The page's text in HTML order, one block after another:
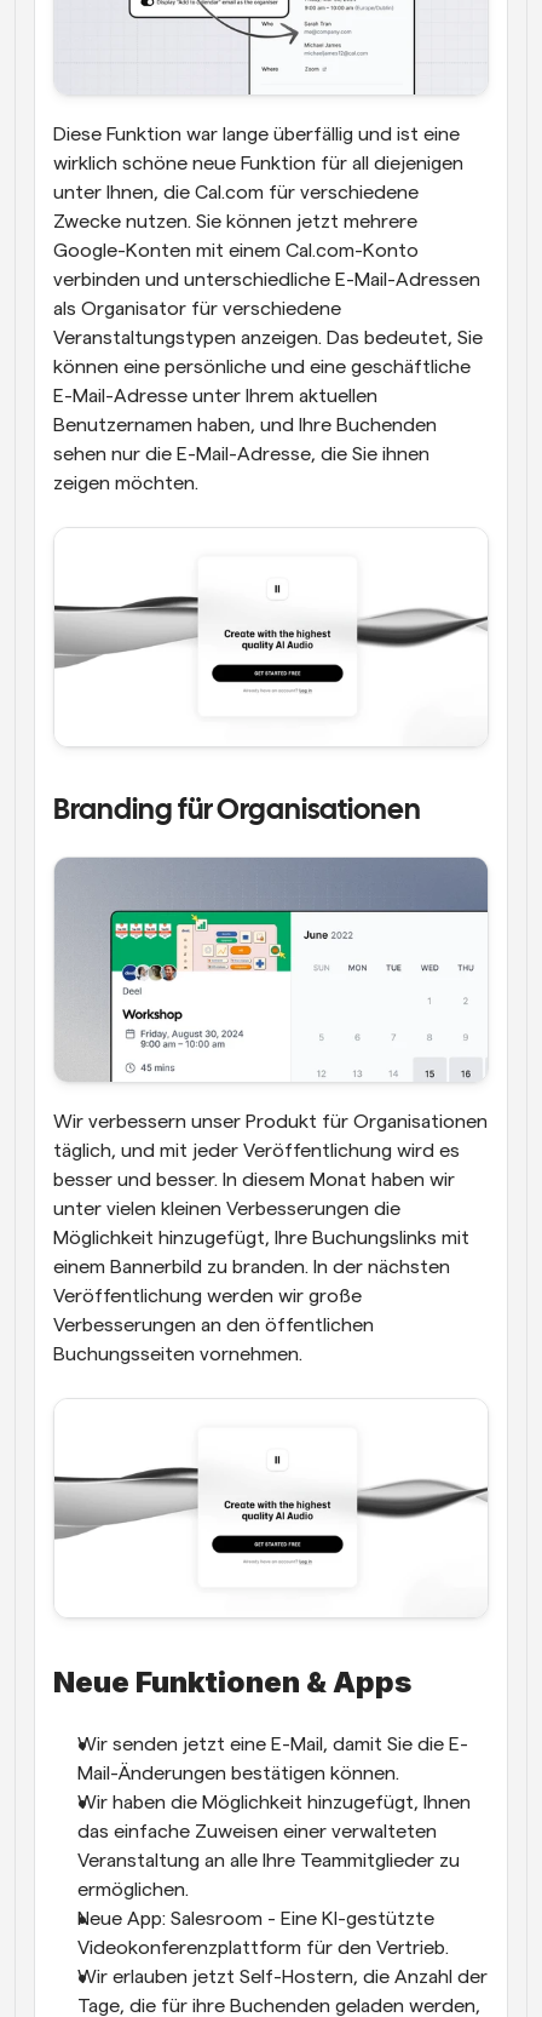
Diese Funktion war lange überfällig und ist eine
wirklich schöne neue Funktion für all diejenigen
unter Ihnen, die Cal.com für verschiedene
Zwecke nutzen. Sie können jetzt mehrere
Google-Konten mit einem Cal.com-Konto
verbinden und unterschiedliche E-Mail-Adressen
als Organisator für verschiedene
Veranstaltungstypen anzeigen. Das bedeutet, Sie
können eine persönliche und eine geschäftliche
E-Mail-Adresse unter Ihrem aktuellen
Benutzernamen haben, und Ihre Buchenden
sehen nur die E-Mail-Adresse, die Sie ihnen
zeigen möchten.
Branding für Organisationen
Wir verbessern unser Produkt für Organisationen
täglich, und mit jeder Veröffentlichung wird es
besser und besser. In diesem Monat haben wir
unter vielen kleinen Verbesserungen die
Möglichkeit hinzugefügt, Ihre Buchungslinks mit
einem Bannerbild zu branden. In der nächsten
Veröffentlichung werden wir große
Verbesserungen an den öffentlichen
Buchungsseiten vornehmen.
Neue Funktionen & Apps
Wir senden jetzt eine E-Mail, damit Sie die E-
Mail-Änderungen bestätigen können.
Wir haben die Möglichkeit hinzugefügt, Ihnen
das einfache Zuweisen einer verwalteten
Veranstaltung an alle Ihre Teammitglieder zu
ermöglichen.
Neue App: Salesroom - Eine KI-gestützte
Videokonferenzplattform für den Vertrieb.
Wir erlauben jetzt Self-Hostern, die Anzahl der
Tage, die für ihre Buchenden geladen werden,